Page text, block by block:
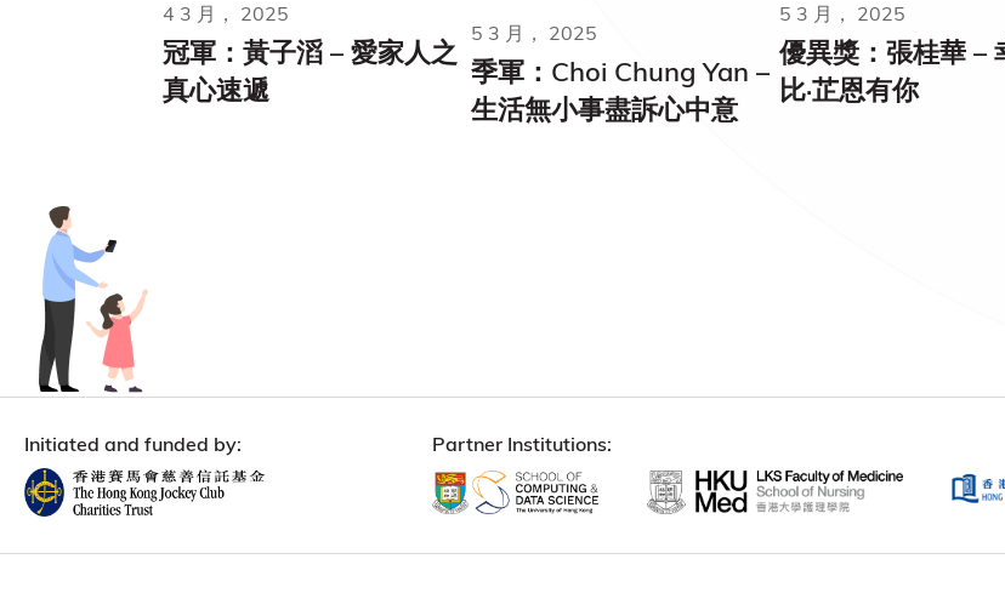
冠軍：黃子滔 – 愛家人之
真心速遞
4 3 月， 2025
季軍：Choi Chung Yan –
生活無小事盡訴心中意
5 3 月， 2025
優異獎：張桂華 –
比·芷恩有你
5 3 月， 2025
Initiated and funded by: Partner Institutions: